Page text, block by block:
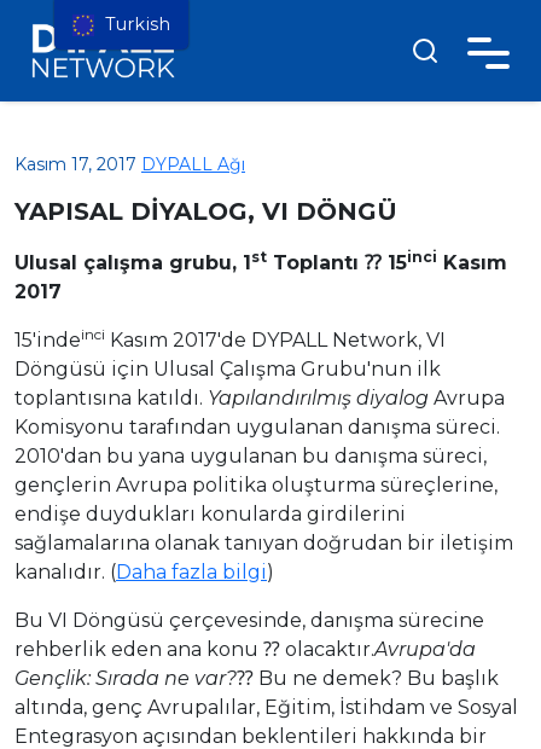
Kasım 17, 2017 DYPALL Ağı
YAPISAL DİYALOG, VI DÖNGÜ
Ulusal çalışma grubu, 1st Toplantı ⁇ 15inci Kasım
2017
15'indeinci Kasım 2017'de DYPALL Network, VI
Döngüsü için Ulusal Çalışma Grubu'nun ilk
toplantısına katıldı. Yapılandırılmış diyalog Avrupa
Komisyonu tarafından uygulanan danışma süreci.
2010'dan bu yana uygulanan bu danışma süreci,
gençlerin Avrupa politika oluşturma süreçlerine,
endişe duydukları konularda girdilerini
sağlamalarına olanak tanıyan doğrudan bir iletişim
kanalıdır. (Daha fazla bilgi)
Bu VI Döngüsü çerçevesinde, danışma sürecine
rehberlik eden ana konu ⁇ olacaktır.Avrupa'da
Gençlik: Sırada ne var?⁇ Bu ne demek? Bu başlık
altında, genç Avrupalılar, Eğitim, İstihdam ve Sosyal
Entegrasyon açısından beklentileri hakkında bir
Turkish